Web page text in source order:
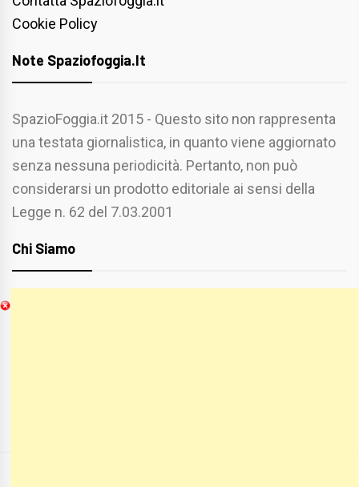
Cookie Policy
Note Spaziofoggia.it
SpazioFoggia.it 2015 - Questo sito non rappresenta
una testata giornalistica, in quanto viene aggiornato
senza nessuna periodicità. Pertanto, non può
considerarsi un prodotto editoriale ai sensi della
Legge n. 62 del 7.03.2001
Chi Siamo